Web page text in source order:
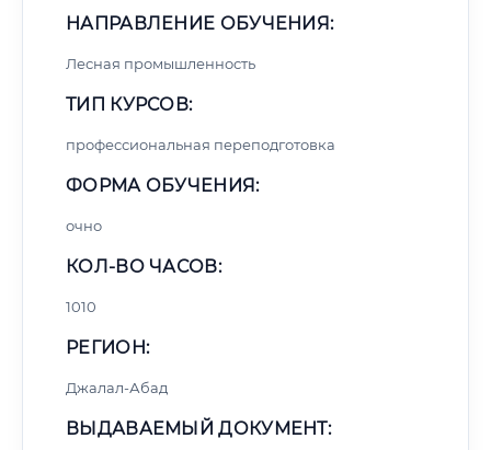
НАПРАВЛЕНИЕ ОБУЧЕНИЯ:
Лесная промышленность
ТИП КУРСОВ:
профессиональная переподготовка
ФОРМА ОБУЧЕНИЯ:
очно
КОЛ-ВО ЧАСОВ:
1010
РЕГИОН:
Джалал-Абад
ВЫДАВАЕМЫЙ ДОКУМЕНТ: